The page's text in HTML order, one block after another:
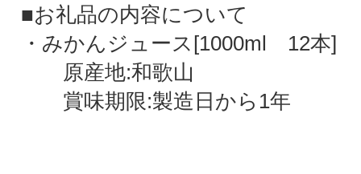
■お礼品の内容について
・みかんジュース[1000ml 12本]
原産地:和歌山
賞味期限:製造日から1年